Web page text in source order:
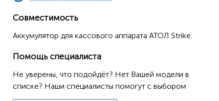
Совместимость
Аккумулятор для кассового аппарата АТОЛ Strike.
Помощь специалиста
Не уверены, что подойдёт? Нет Вашей модели в
списке? Наши специалисты помогут с выбором